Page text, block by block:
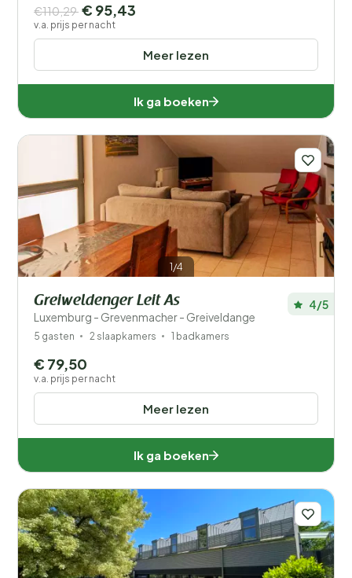
Aantal gasten?
Ligging
Type vakantiehuisje
Populaire filters
Voorzieningen
Meer lezen
€110,29 € 95,43
v.a. prijs per nacht
Ik ga boeken
1/4
Greiweldenger Leit As
Luxemburg - Grevenmacher - Greiveldange
4/5
5 gasten 2 slaapkamers 1 badkamers
Meer lezen
€ 79,50
v.a. prijs per nacht
Ik ga boeken